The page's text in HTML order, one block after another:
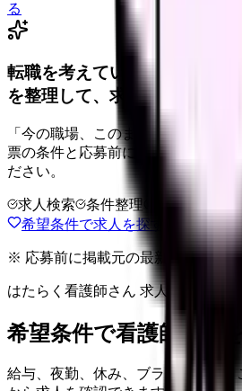
る
転職を考えている看護師さん
を整理して、求人を見比べら
「今の職場、このままでいいのか
票の条件と応募前に確認したい不安
ださい。
求人検索 条件整理 相談だけOK
希望条件で求人を探す
※ 応募前に掲載元の最新情報を確
はたらく看護師さん 求人
希望条件で看護師求人
給与、夜勤、休み、ブランクなど